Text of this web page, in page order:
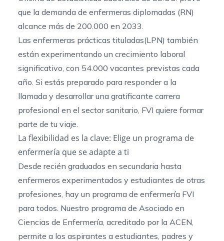
que la demanda de enfermeras diplomadas (RN)
alcance más de 200.000 en 2033.
Las enfermeras prácticas tituladas(LPN) también
están experimentando un crecimiento laboral
significativo, con 54.000 vacantes previstas cada
año. Si estás preparado para responder a la
llamada y desarrollar una gratificante carrera
profesional en el sector sanitario, FVI quiere formar
parte de tu viaje.
La flexibilidad es la clave: Elige un programa de
enfermería que se adapte a ti
Desde recién graduados en secundaria hasta
enfermeros experimentados y estudiantes de otras
profesiones, hay un programa de enfermería FVI
para todos. Nuestro programa de Asociado en
Ciencias de Enfermería, acreditado por la ACEN,
permite a los aspirantes a estudiantes, padres y